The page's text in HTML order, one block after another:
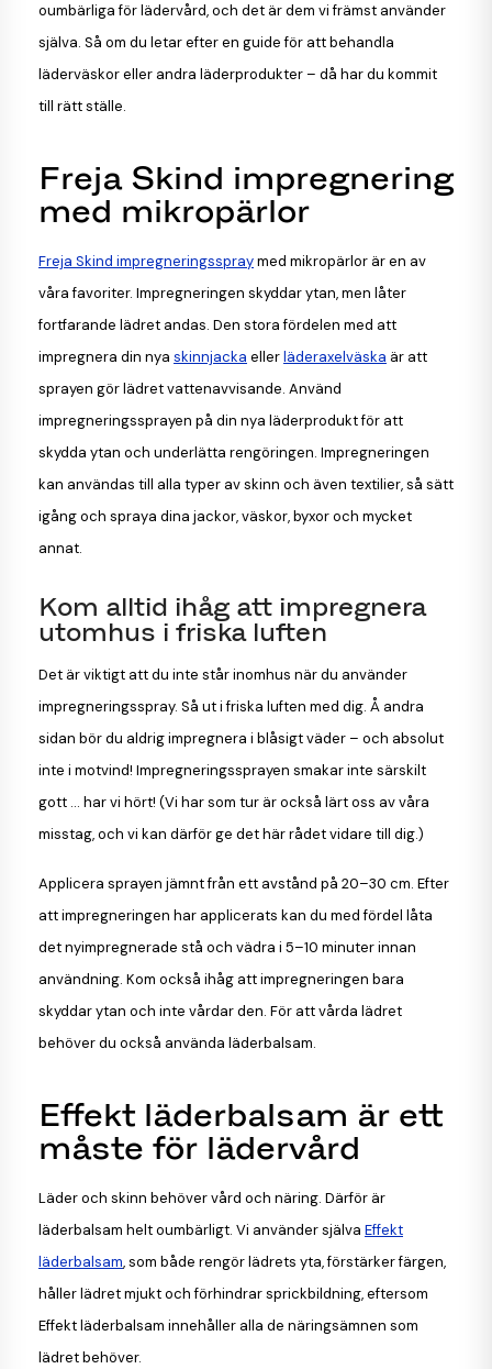
oumbärliga för lädervård, och det är dem vi främst använder
själva. Så om du letar efter en guide för att behandla
läderväskor eller andra läderprodukter – då har du kommit
till rätt ställe.
Freja Skind impregnering
med mikropärlor
Freja Skind impregneringsspraymed mikropärlor är en av
våra favoriter. Impregneringen skyddar ytan, men låter
fortfarande lädret andas. Den stora fördelen med att
impregnera din nya skinnjacka ellerläderaxelväska är att
sprayen gör lädret vattenavvisande. Använd
impregneringssprayen på din nya läderprodukt för att
skydda ytan och underlätta rengöringen. Impregneringen
kan användas till alla typer av skinn och även textilier, så sätt
igång och spraya dina jackor, väskor, byxor och mycket
annat.
Kom alltid ihåg att impregnera
utomhus i friska luften
Det är viktigt att du inte står inomhus när du använder
impregneringsspray. Så ut i friska luften med dig. Å andra
sidan bör du aldrig impregnera i blåsigt väder – och absolut
inte i motvind! Impregneringssprayen smakar inte särskilt
gott ... har vi hört! (Vi har som tur är också lärt oss av våra
misstag, och vi kan därför ge det här rådet vidare till dig.)
Applicera sprayen jämnt från ett avstånd på 20–30 cm. Efter
att impregneringen har applicerats kan du med fördel låta
det nyimpregnerade stå och vädra i 5–10 minuter innan
användning. Kom också ihåg att impregneringen bara
skyddar ytan och inte vårdar den. För att vårda lädret
behöver du också använda läderbalsam.
Effekt läderbalsam är ett
måste för lädervård
Läder och skinn behöver vård och näring. Därför är
läderbalsam helt oumbärligt. Vi använder själva Effekt
läderbalsam, som både rengör lädrets yta, förstärker färgen,
håller lädret mjukt och förhindrar sprickbildning, eftersom
Effekt läderbalsam innehåller alla de näringsämnen som
lädret behöver.